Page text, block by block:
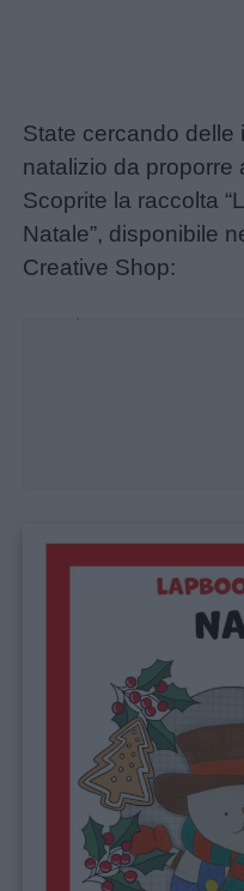
State cercando delle
natalizio da proporre
Scoprite la raccolta
Natale”, disponibile
Creative Shop: